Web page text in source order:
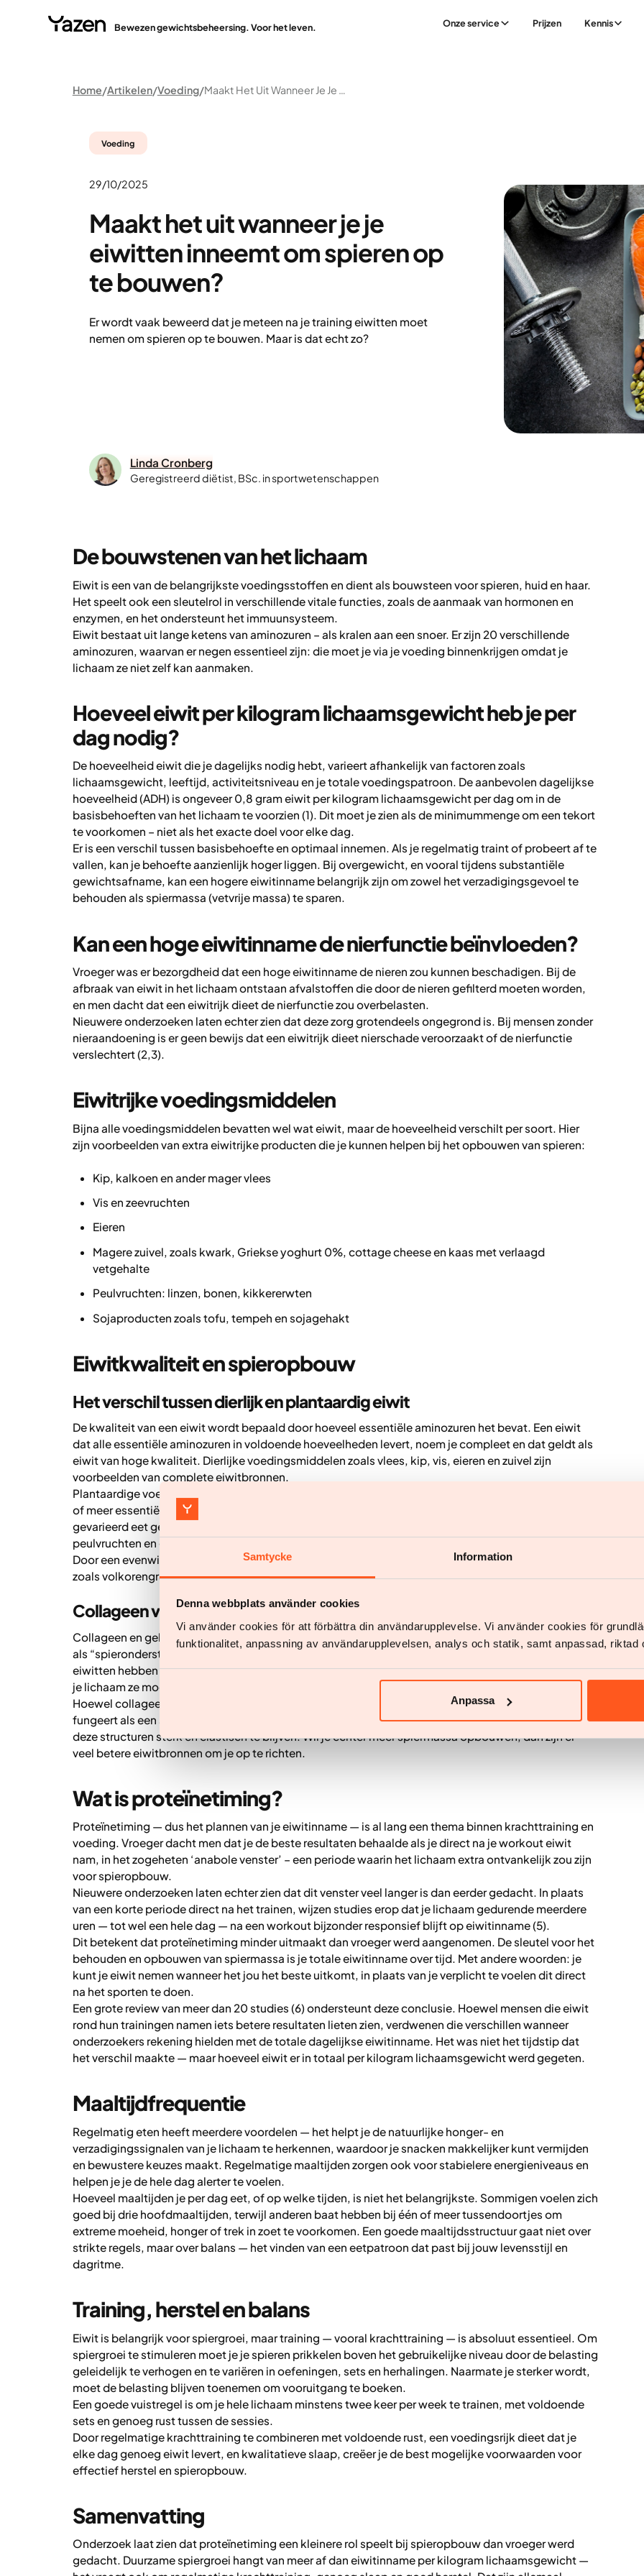
Samtycke Information
Denna webbplats använder cookies
Vi använder cookies för att förbättra din användarupplevelse. Vi använder cookies för
funktionalitet, anpassning av användarupplevelsen, analys och statik, samt anpassad, riktad
Anpassa
Bewezen gewichtsbeheersing. Voor het leven. Onze service Prijzen Kennis
Home Artikelen Voeding Maakt Het Uit Wanneer Je Je Eiwitten Inneemt Om Spieren Op Te Bouwen?
Voeding
29/10/2025
Maakt het uit wanneer je je
eiwitten inneemt om spieren op
te bouwen?
Er wordt vaak beweerd dat je meteen na je training eiwitten moet
nemen om spieren op te bouwen. Maar is dat echt zo?
Linda Cronberg
Geregistreerd diëtist, BSc. in sportwetenschappen
De bouwstenen van het lichaam
Eiwit is een van de belangrijkste voedingsstoffen en dient als bouwsteen voor spieren, huid en haar.
Het speelt ook een sleutelrol in verschillende vitale functies, zoals de aanmaak van hormonen en
enzymen, en het ondersteunt het immuunsysteem.
Eiwit bestaat uit lange ketens van aminozuren – als kralen aan een snoer. Er zijn 20 verschillende
aminozuren, waarvan er negen essentieel zijn: die moet je via je voeding binnenkrijgen omdat je
lichaam ze niet zelf kan aanmaken.
Hoeveel eiwit per kilogram lichaamsgewicht heb je per
dag nodig?
De hoeveelheid eiwit die je dagelijks nodig hebt, varieert afhankelijk van factoren zoals
lichaamsgewicht, leeftijd, activiteitsniveau en je totale voedingspatroon. De aanbevolen dagelijkse
hoeveelheid (ADH) is ongeveer 0,8 gram eiwit per kilogram lichaamsgewicht per dag om in de
basisbehoeften van het lichaam te voorzien (1). Dit moet je zien als de minimummenge om een tekort
te voorkomen – niet als het exacte doel voor elke dag.
Er is een verschil tussen basisbehoefte en optimaal innemen. Als je regelmatig traint of probeert af te
vallen, kan je behoefte aanzienlijk hoger liggen. Bij overgewicht, en vooral tijdens substantiële
gewichtsafname, kan een hogere eiwitinname belangrijk zijn om zowel het verzadigingsgevoel te
behouden als spiermassa (vetvrije massa) te sparen.
Kan een hoge eiwitinname de nierfunctie beïnvloeden?
Vroeger was er bezorgdheid dat een hoge eiwitinname de nieren zou kunnen beschadigen. Bij de
afbraak van eiwit in het lichaam ontstaan afvalstoffen die door de nieren gefilterd moeten worden,
en men dacht dat een eiwitrijk dieet de nierfunctie zou overbelasten.
Nieuwere onderzoeken laten echter zien dat deze zorg grotendeels ongegrond is. Bij mensen zonder
nieraandoening is er geen bewijs dat een eiwitrijk dieet nierschade veroorzaakt of de nierfunctie
verslechtert (2,3).
Eiwitrijke voedingsmiddelen
Bijna alle voedingsmiddelen bevatten wel wat eiwit, maar de hoeveelheid verschilt per soort. Hier
zijn voorbeelden van extra eiwitrijke producten die je kunnen helpen bij het opbouwen van spieren:
Kip, kalkoen en ander mager vlees
Vis en zeevruchten
Eieren
Magere zuivel, zoals kwark, Griekse yoghurt 0%, cottage cheese en kaas met verlaagd
vetgehalte
Peulvruchten: linzen, bonen, kikkererwten
Sojaproducten zoals tofu, tempeh en sojagehakt
Eiwitkwaliteit en spieropbouw
Het verschil tussen dierlijk en plantaardig eiwit
De kwaliteit van een eiwit wordt bepaald door hoeveel essentiële aminozuren het bevat. Een eiwit
dat alle essentiële aminozuren in voldoende hoeveelheden levert, noem je compleet en dat geldt als
eiwit van hoge kwaliteit. Dierlijke voedingsmiddelen zoals vlees, kip, vis, eieren en zuivel zijn
voorbeelden van complete eiwitbronnen.
Plantaardige voedingsmiddelen, met uitzondering van soja, bevatten kleinere hoeveelheden van één
of meer essentiële aminozuren en gelden daarom als onvolledig. Dit is zelden een probleem als je
gevarieerd eet gedurende de dag, omdat aminozuren uit verschillende voedingsmiddelen – zoals
peulvruchten en granen – elkaar kunnen aanvullen. Dat hoeft niet in dezelfde maaltijd te gebeuren.
Door een evenwichtige mix te eten van eiwitrijke producten, wortelgroenten en voedingsrijke granen
zoals volkorengranen, krijg je alle essentiële aminozuren binnen die je lichaam nodig heeft.
Collageen voor spieren – werkt dat echt?
Collageen en gelatine zijn voorbeelden van eiwitten die in supplementen vaak worden gepromoot
als “spierondersteunend”, maar hun daadwerkelijke effect op spiergroei is zeer beperkt. Deze
eiwitten hebben een lage eiwitkwaliteit omdat ze meerdere essentiële aminozuren missen, waardoor
je lichaam ze moeilijk kan gebruiken voor het opbouwen of herstellen van spierweefsel (4).
Hoewel collageen niet veel doet voor je spieren, speelt het wel een belangrijke rol in het lichaam. Het
fungeert als een soort steigerwerk dat huid, kraakbeen en bindweefsel bij elkaar houdt, en helpt
deze structuren sterk en elastisch te blijven. Wil je echter meer spiermassa opbouwen, dan zijn er
veel betere eiwitbronnen om je op te richten.
Wat is proteïnetiming?
Proteïnetiming — dus het plannen van je eiwitinname — is al lang een thema binnen krachttraining en
voeding. Vroeger dacht men dat je de beste resultaten behaalde als je direct na je workout eiwit
nam, in het zogeheten ‘anabole venster’ – een periode waarin het lichaam extra ontvankelijk zou zijn
voor spieropbouw.
Nieuwere onderzoeken laten echter zien dat dit venster veel langer is dan eerder gedacht. In plaats
van een korte periode direct na het trainen, wijzen studies erop dat je lichaam gedurende meerdere
uren — tot wel een hele dag — na een workout bijzonder responsief blijft op eiwitinname (5).
Dit betekent dat proteïnetiming minder uitmaakt dan vroeger werd aangenomen. De sleutel voor het
behouden en opbouwen van spiermassa is je totale eiwitinname over tijd. Met andere woorden: je
kunt je eiwit nemen wanneer het jou het beste uitkomt, in plaats van je verplicht te voelen dit direct
na het sporten te doen.
Een grote review van meer dan 20 studies (6) ondersteunt deze conclusie. Hoewel mensen die eiwit
rond hun trainingen namen iets betere resultaten lieten zien, verdwenen die verschillen wanneer
onderzoekers rekening hielden met de totale dagelijkse eiwitinname. Het was niet het tijdstip dat
het verschil maakte — maar hoeveel eiwit er in totaal per kilogram lichaamsgewicht werd gegeten.
Maaltijdfrequentie
Regelmatig eten heeft meerdere voordelen — het helpt je de natuurlijke honger- en
verzadigingssignalen van je lichaam te herkennen, waardoor je snacken makkelijker kunt vermijden
en bewustere keuzes maakt. Regelmatige maaltijden zorgen ook voor stabielere energieniveaus en
helpen je je de hele dag alerter te voelen.
Hoeveel maaltijden je per dag eet, of op welke tijden, is niet het belangrijkste. Sommigen voelen zich
goed bij drie hoofdmaaltijden, terwijl anderen baat hebben bij één of meer tussendoortjes om
extreme moeheid, honger of trek in zoet te voorkomen. Een goede maaltijdsstructuur gaat niet over
strikte regels, maar over balans — het vinden van een eetpatroon dat past bij jouw levensstijl en
dagritme.
Training, herstel en balans
Eiwit is belangrijk voor spiergroei, maar training — vooral krachttraining — is absoluut essentieel. Om
spiergroei te stimuleren moet je je spieren prikkelen boven het gebruikelijke niveau door de belasting
geleidelijk te verhogen en te variëren in oefeningen, sets en herhalingen. Naarmate je sterker wordt,
moet de belasting blijven toenemen om vooruitgang te boeken.
Een goede vuistregel is om je hele lichaam minstens twee keer per week te trainen, met voldoende
sets en genoeg rust tussen de sessies.
Door regelmatige krachttraining te combineren met voldoende rust, een voedingsrijk dieet dat je
elke dag genoeg eiwit levert, en kwalitatieve slaap, creëer je de best mogelijke voorwaarden voor
effectief herstel en spieropbouw.
Samenvatting
Onderzoek laat zien dat proteïnetiming een kleinere rol speelt bij spieropbouw dan vroeger werd
gedacht. Duurzame spiergroei hangt van meer af dan eiwitinname per kilogram lichaamsgewicht —